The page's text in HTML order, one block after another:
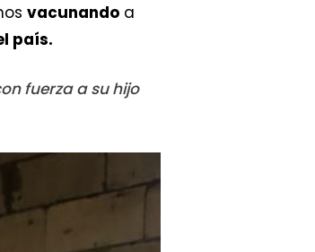
vacunando a
país.
fuerza a su hijo